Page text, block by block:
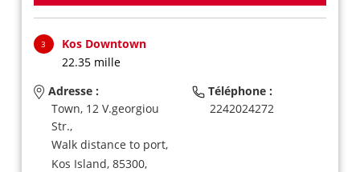
3
Kos Downtown
22.35 mille
Adresse :
Town, 12 V.georgiou
Str.,
Walk distance to port,
Kos Island, 85300,
Téléphone :
2242024272